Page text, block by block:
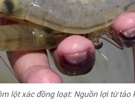
lột xác đồng loạt: Nguồn lợi từ tảo